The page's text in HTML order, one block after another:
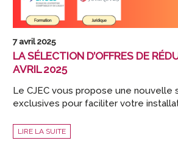
7 avril 2025
LA SÉLECTION D’OFFRES DE
AVRIL 2025
Le CJEC vous propose une nouvelle
exclusives pour faciliter votre
LA
SÉLECTION
LIRE LA SUITE